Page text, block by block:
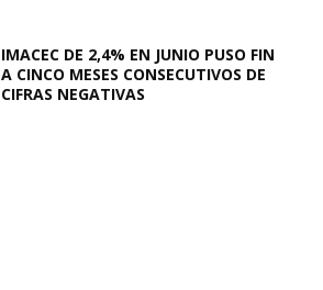
IMACEC DE 2,4% EN JUNIO PUSO FIN
A CINCO MESES CONSECUTIVOS DE
CIFRAS NEGATIVAS